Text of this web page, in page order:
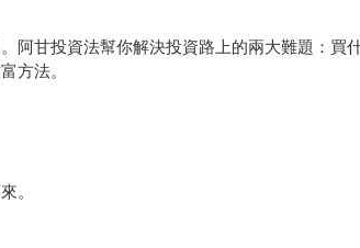
阿甘投資法幫你解決投資路上的兩大難題：買
方法。
。